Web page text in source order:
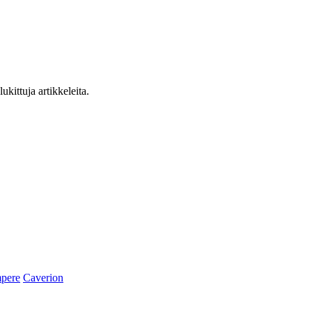
artikkeleita.
Caverion